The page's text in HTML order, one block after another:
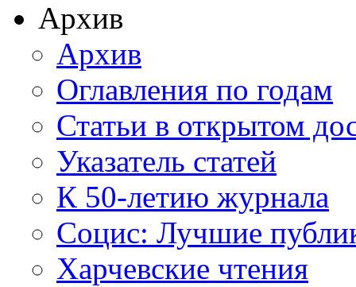
Архив
Архив
Оглавления по годам
Статьи в открытом
Указатель статей
К 50-летию журнала
Социс: Лучшие
Харчевские чтения